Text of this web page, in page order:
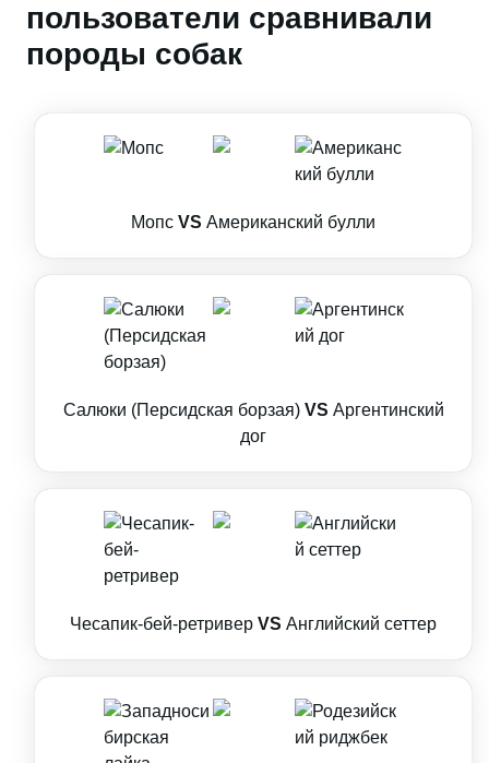
пользователи сравнивали
породы собак
Мопс VS Американский булли
Салюки (Персидская борзая) VS Аргентинский
дог
Чесапик-бей-ретривер VS Английский сеттер